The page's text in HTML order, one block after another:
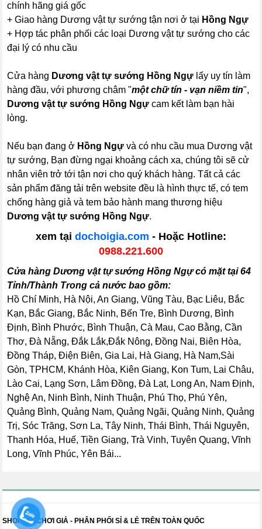
chính hãng giá gốc
+ Giao hàng Dương vật tự sướng tận nơi ở tại Hồng Ngự
+ Hợp tác phân phối các loại Dương vật tự sướng cho các
đại lý có nhu cầu
Cửa hàng Dương vật tự sướng Hồng Ngự lấy uy tín làm
hàng đầu, với phương châm "một chữ tín - vạn niềm tin",
Dương vật tự sướng Hồng Ngự cam kết làm bạn hài
lòng.
Nếu bạn đang ở Hồng Ngự và có nhu cầu mua Dương vật
tự sướng, Bạn đừng ngại khoảng cách xa, chúng tôi sẽ cử
nhân viên trở tới tận nơi cho quý khách hàng. Tất cả các
sản phẩm đăng tải trên website đều là hình thực tế, có tem
chống hàng giả và tem bảo hành mang thương hiệu
Dương vật tự sướng Hồng Ngự.
xem tại dochoigia.com - Hoặc Hotline:
0988.221.600
Cửa hàng Dương vật tự sướng Hồng Ngự có mặt tại 64
Tỉnh/Thành Trong cả nước bao gồm:
Hồ Chí Minh, Hà Nội, An Giang, Vũng Tàu, Bạc Liêu, Bắc
Kạn, Bắc Giang, Bắc Ninh, Bến Tre, Bình Dương, Bình
Định, Bình Phước, Bình Thuận, Cà Mau, Cao Bằng, Cần
Thơ, Đà Nẵng, Đắk Lắk,Đắk Nông, Đồng Nai, Biên Hòa,
Đồng Tháp, Điện Biên, Gia Lai, Hà Giang, Hà Nam,Sài
Gòn, TPHCM, Khánh Hòa, Kiên Giang, Kon Tum, Lai Châu,
Lào Cai, Lạng Sơn, Lâm Đồng, Đà Lạt, Long An, Nam Định,
Nghệ An, Ninh Bình, Ninh Thuận, Phú Thọ, Phú Yên,
Quảng Bình, Quảng Nam, Quảng Ngãi, Quảng Ninh, Quảng
Trị, Sóc Trăng, Sơn La, Tây Ninh, Thái Bình, Thái Nguyên,
Thanh Hóa, Huế, Tiền Giang, Trà Vinh, Tuyên Quang, Vĩnh
Long, Vĩnh Phúc, Yên Bái...
SHOP ĐỒ CHƠI GIẢ - PHÂN PHỐI SỈ & LẺ TRÊN TOÀN QUỐC